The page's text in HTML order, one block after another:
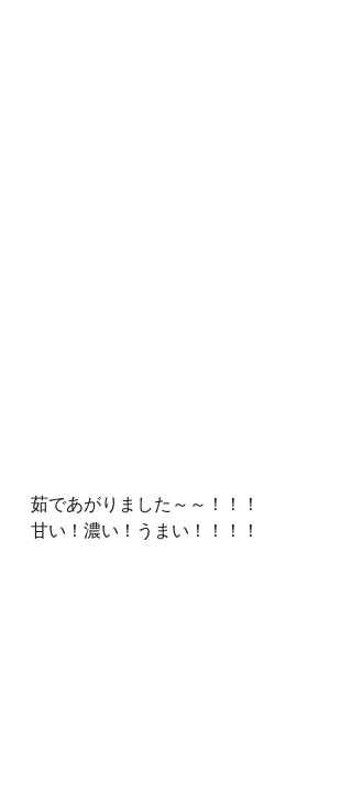
茹であがりました～～！！！
甘い！濃い！うまい！！！！